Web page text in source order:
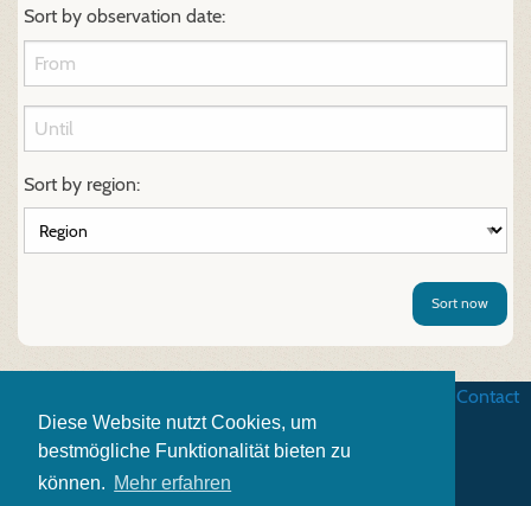
Diese Website nutzt Cookies, um
bestmögliche Funktionalität bieten zu
können. Mehr erfahren
Sort by observation date:
Sort by region:
Sort now
Contact